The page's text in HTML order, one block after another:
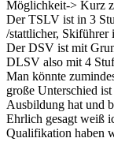
Möglichkeit-> Kurz
Der TSLV ist in 3
/stattlicher, Skiführer
Der DSV ist mit
DLSV also mit 4
Man könnte
große Unterschied
Ausbildung hat und
Ehrlich gesagt weiß
Qualifikation haben